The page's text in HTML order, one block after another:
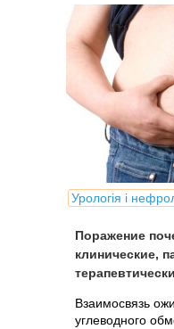
Урологія і
Поражение
клинические,
Взаимосвязь
углеводного